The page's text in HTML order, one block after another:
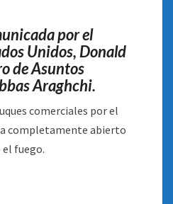
PETRÓLEO
por el
Unidos, Donald
de Asuntos
Araghchi.